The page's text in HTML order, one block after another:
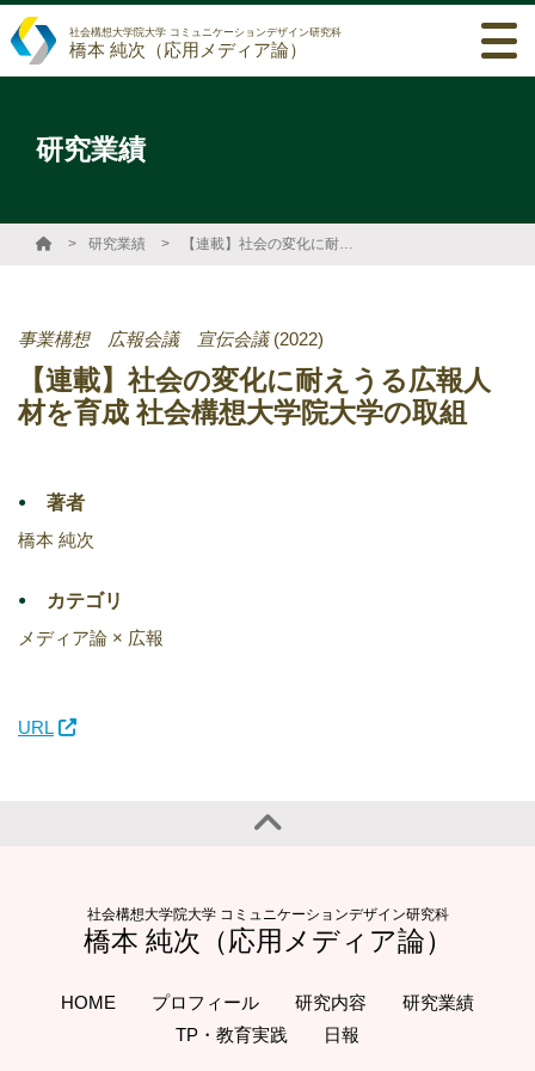
社会構想大学院大学 コミュニケーションデザイン研究科
橋本 純次（応用メディア論）
研究業績
研究業績 【連載】社会の変化に耐えうる広報人材を育成 社会構想大学院大学の取組
事業構想 広報会議 宣伝会議 (2022)
【連載】社会の変化に耐えうる広報人
材を育成 社会構想大学院大学の取組
著者
橋本 純次
カテゴリ
メディア論 × 広報
URL
社会構想大学院大学 コミュニケーションデザイン研究科
橋本 純次（応用メディア論）
HOME プロフィール 研究内容
研究業績
TP・教育実践
日報